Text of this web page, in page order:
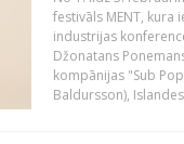
festivāls MENT, kura
industrijas
Džonatans
kompānijas "Sub
Baldursson),